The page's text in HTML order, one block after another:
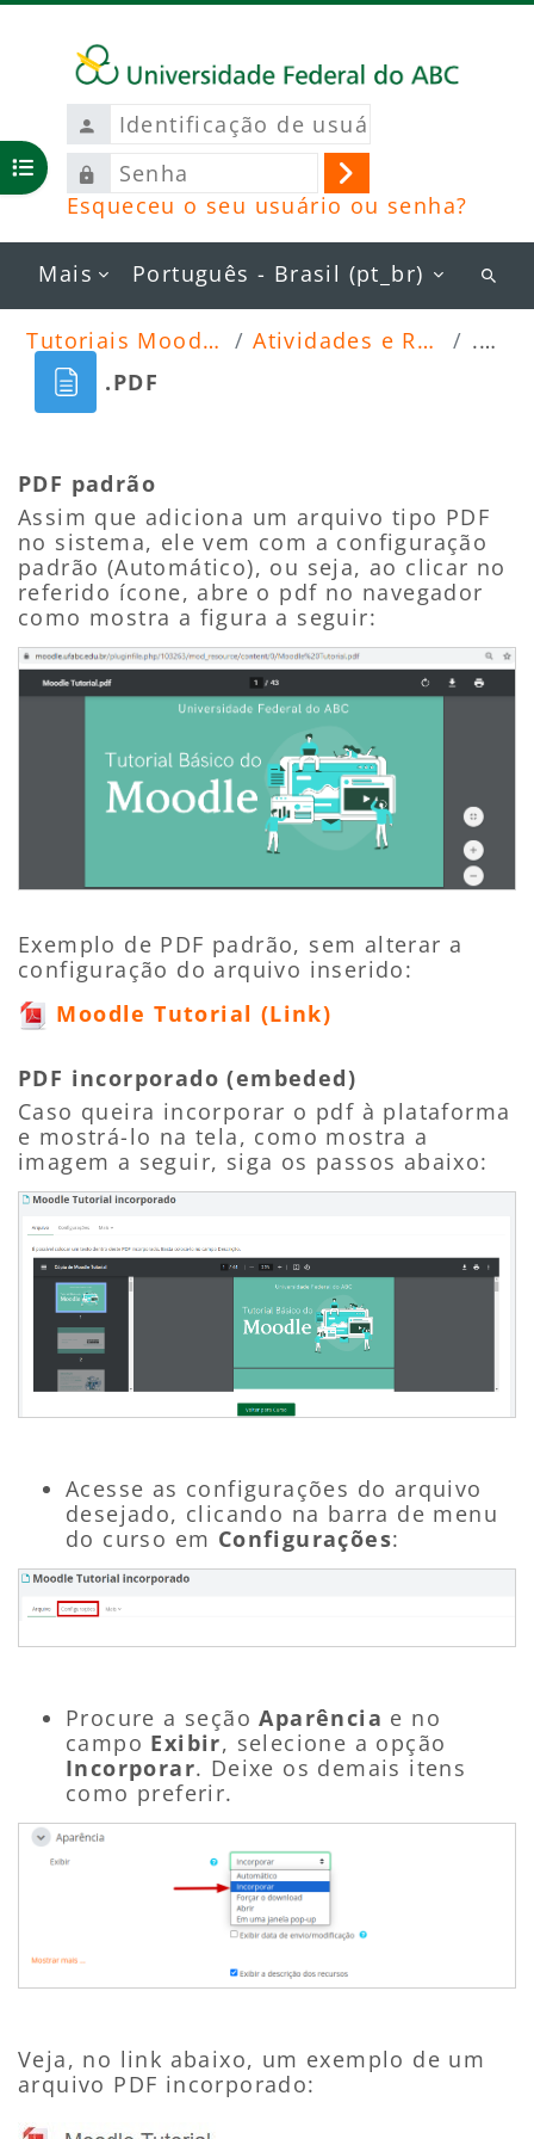
Ir para o conteúdo principal
Identificação
de
usuário
Senha
Acessar
Esqueceu o seu usuário ou senha?
Mais Português - Brasil ‎(pt_br)‎
Abrir índice do curso
Tutoriais Moodle 2026 Atividades e Recursos
.PDF
.PDF
PDF padrão
Assim que adiciona um arquivo tipo PDF
no sistema, ele vem com a configuração
padrão (Automático), ou seja, ao clicar no
referido ícone, abre o pdf no navegador
como mostra a figura a seguir:
Exemplo de PDF padrão, sem alterar a
configuração do arquivo inserido:
Moodle Tutorial (Link)
PDF incorporado (embeded)
Caso queira incorporar o pdf à plataforma
e mostrá-lo na tela, como mostra a
imagem a seguir, siga os passos abaixo:
Acesse as configurações do arquivo
desejado, clicando na barra de menu
do curso em Configurações:
Procure a seçãoAparência e no
campo Exibir, selecione a opção
Incorporar. Deixe os demais itens
como preferir.
Veja, no link abaixo, um exemplo de um
arquivo PDF incorporado: